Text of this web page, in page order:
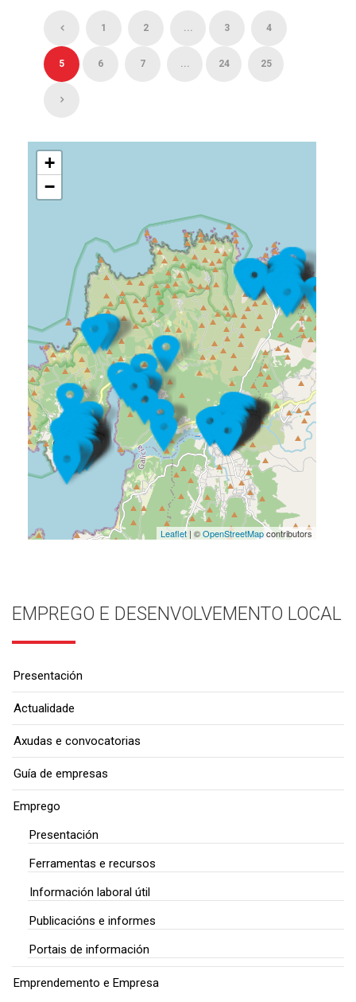
1 2 ... 3 4
5 6 7 ... 24 25
+
−
Leaflet| ©OpenStreetMapcontributors
EMPREGO E DESENVOLVEMENTO LOCAL
Presentación
Actualidade
Axudas e convocatorias
Guía de empresas
Emprego
Presentación
Ferramentas e recursos
Información laboral útil
Publicacións e informes
Portais de información
Emprendemento e Empresa